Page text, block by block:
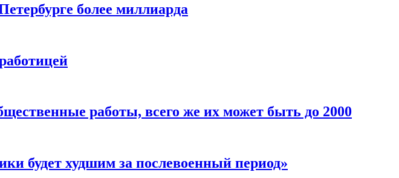
более миллиарда
работы, всего же их может быть до 2000
будет худшим за послевоенный период»